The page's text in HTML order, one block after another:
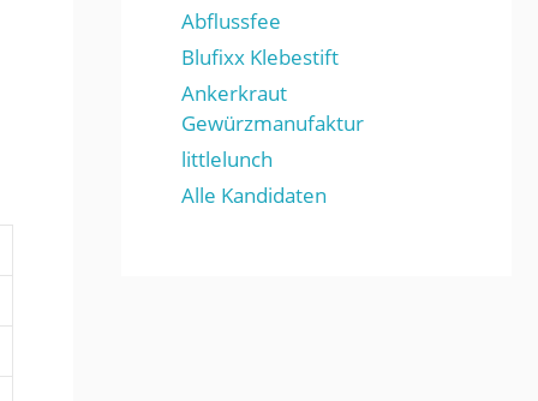
Abflussfee
Blufixx Klebestift
Ankerkraut
Gewürzmanufaktur
littlelunch
Alle Kandidaten